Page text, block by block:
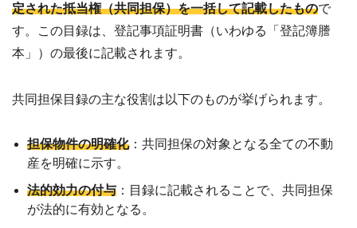
定された抵当権（共同担保）を一括して記載したもので
す。この目録は、登記事項証明書（いわゆる「登記簿謄
本」）の最後に記載されます。
共同担保目録の主な役割は以下のものが挙げられます。
担保物件の明確化：共同担保の対象となる全ての不動
産を明確に示す。
法的効力の付与 ：目録に記載されることで、共同担保
が法的に有効となる。